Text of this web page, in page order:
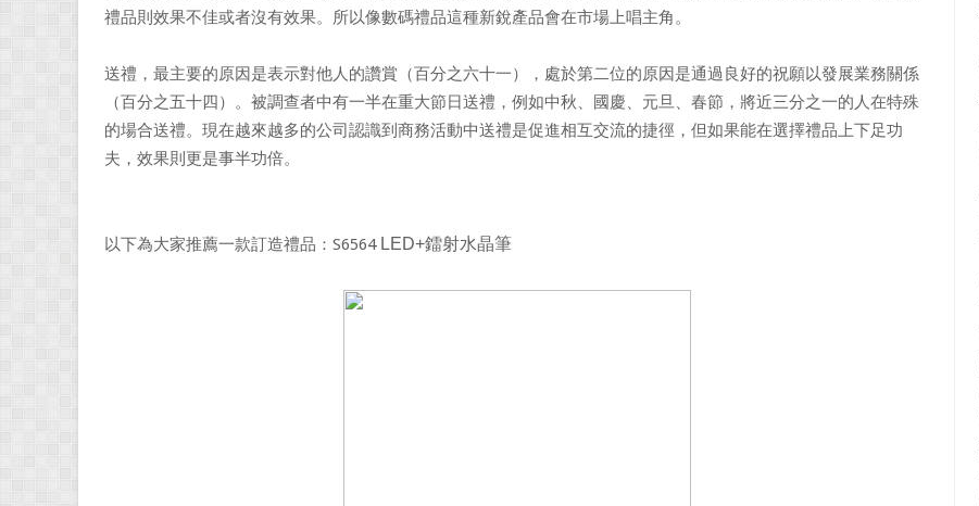
禮品則效果不佳或者沒有效果。所以像數碼禮品這種新銳產品會在市場上唱主角。
送禮，最主要的原因是表示對他人的讚賞（百分之六十一），處於第二位的原因是通過良好的祝願以發展業務關係
（百分之五十四）。被調查者中有一半在重大節日送禮，例如中秋、國慶、元旦、春節，將近三分之一的人在特殊
的場合送禮。現在越來越多的公司認識到商務活動中送禮是促進相互交流的捷徑，但如果能在選擇禮品上下足功
夫，效果則更是事半功倍。
以下為大家推薦一款訂造禮品：S6564 LED+鐳射水晶筆